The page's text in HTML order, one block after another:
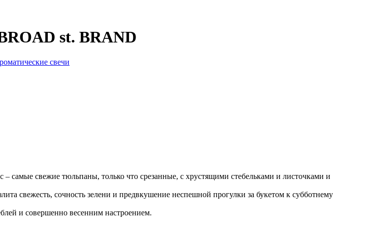
st. BRAND
свечи
самые свежие тюльпаны, только что срезанные, с хрустящими стебельками и листочками и
свежесть, сочность зелени и предвкушение неспешной прогулки за букетом к субботнему
и совершенно весенним настроением.